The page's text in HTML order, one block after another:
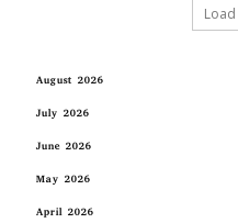
August 2026
July 2026
June 2026
May 2026
April 2026